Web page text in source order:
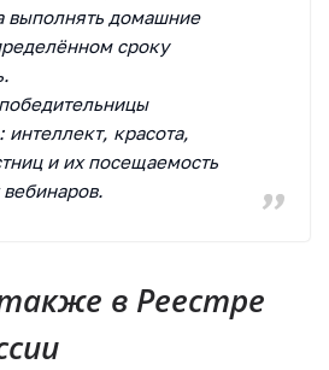
выполнять домашние
сроку
интеллект, красота,
и их посещаемость
в Реестре